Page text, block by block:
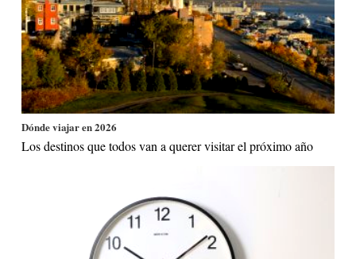
Dónde viajar en 2026
Los destinos que todos van a querer visitar el próximo año